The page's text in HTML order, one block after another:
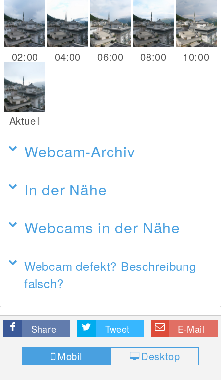
02:00 04:00 06:00 08:00 10:00
Aktuell
Webcam-Archiv
In der Nähe
Webcams in der Nähe
Webcam defekt? Beschreibung
falsch?
Share Tweet E-Mail
Mobil Desktop